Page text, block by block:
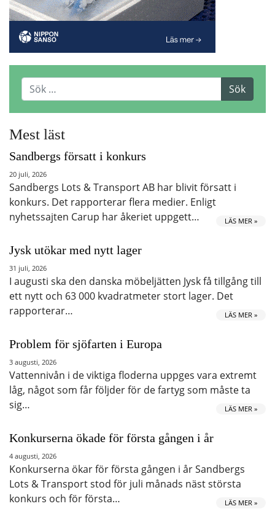
Mest läst
Sandbergs försatt i konkurs
20 juli, 2026
Sandbergs Lots & Transport AB har blivit försatt i
konkurs. Det rapporterar flera medier. Enligt
nyhetssajten Carup har åkeriet uppgett…
LÄS MER »
Jysk utökar med nytt lager
31 juli, 2026
I augusti ska den danska möbeljätten Jysk få tillgång till
ett nytt och 63 000 kvadratmeter stort lager. Det
rapporterar…
LÄS MER »
Problem för sjöfarten i Europa
3 augusti, 2026
Vattennivån i de viktiga floderna uppges vara extremt
låg, något som får följder för de fartyg som måste ta
sig…
LÄS MER »
Konkurserna ökade för första gången i år
4 augusti, 2026
Konkurserna ökar för första gången i år Sandbergs
Lots & Transport stod för juli månads näst största
konkurs och för första…
LÄS MER »